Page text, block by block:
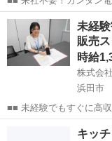
事紹介> で、来社なくお
電話で希望を伝えるだ
あります♪ ご希...
島根 益田市 店
未経
販売
時給
株式会
浜田市
■■ 未経験でもすぐに高
なので、すぐに高収入!!
なんてキャリアアップも目指せます!! ■■ 来
キッ